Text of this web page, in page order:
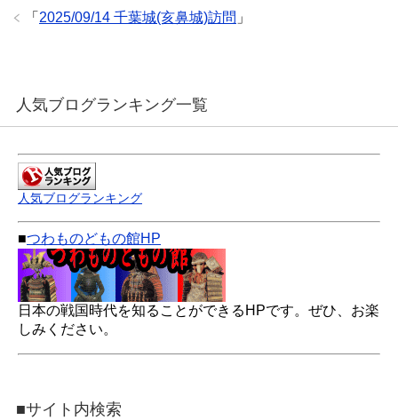
「 2025/09/14 千葉城(亥鼻城)訪問 」
人気ブログランキング一覧
人気ブログランキング
■つわものどもの館HP
日本の戦国時代を知ることができるHPです。ぜひ、お楽
しみください。
■サイト内検索